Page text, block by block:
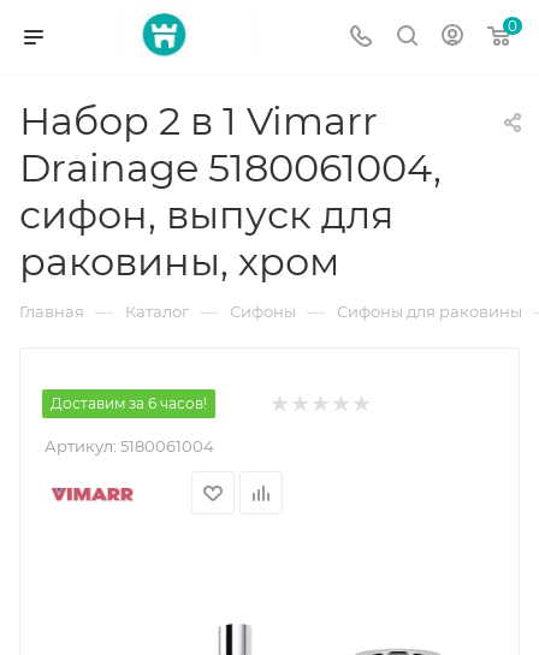
0
Набор 2 в 1 Vimarr
Drainage 5180061004,
сифон, выпуск для
раковины, хром
Главная — Каталог — Сифоны — Сифоны для раковины
Доставим за 6 часов!
Артикул: 5180061004